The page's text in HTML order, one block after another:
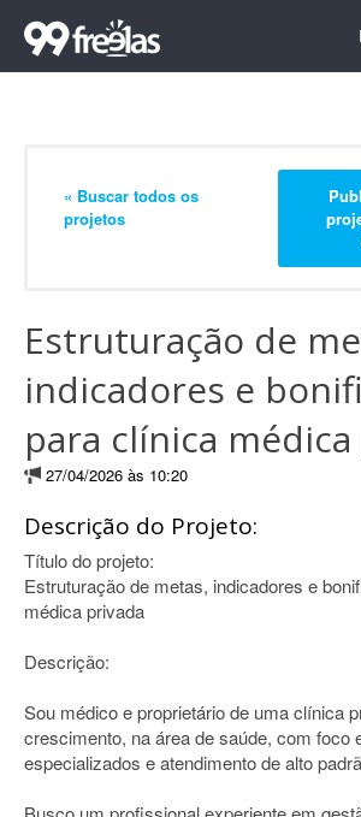
« Buscar todos os
projetos
Estruturação de
indicadores e
para clínica
27/04/2026 às 10:20
Descrição do Projeto:
Título do projeto:
Estruturação de metas, indicadores e
médica privada
Descrição:
Sou médico e proprietário de uma clínica
crescimento, na área de saúde, com foco
especializados e atendimento de alto